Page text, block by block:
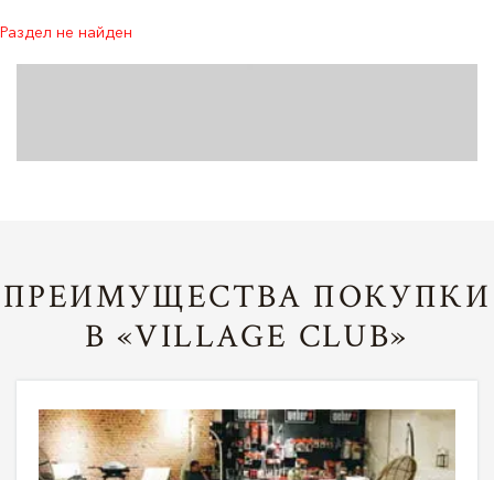
Раздел не найден
ПРЕИМУЩЕСТВА ПОКУПКИ
В «VILLAGE CLUB»